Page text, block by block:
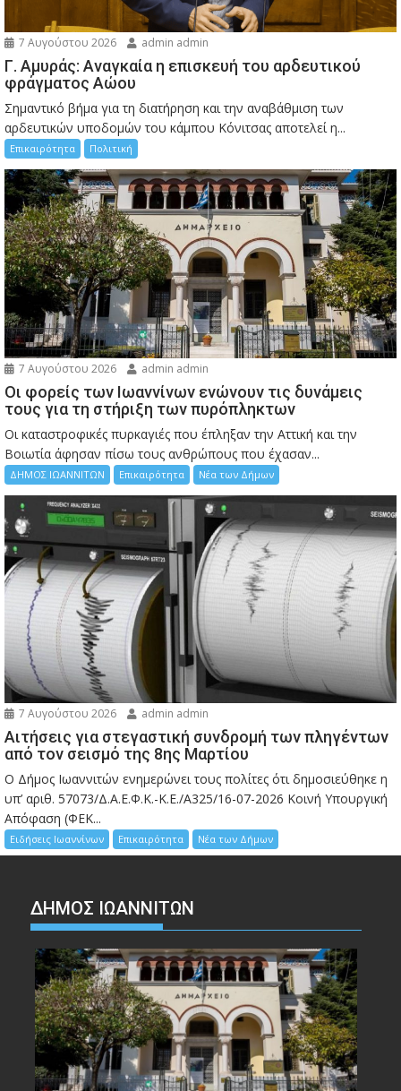
7 Αυγούστου 2026 admin admin
Γ. Αμυράς: Αναγκαία η επισκευή του αρδευτικού
φράγματος Αώου
Σημαντικό βήμα για τη διατήρηση και την αναβάθμιση των
αρδευτικών υποδομών του κάμπου Κόνιτσας αποτελεί η...
Επικαιρότητα Πολιτική
7 Αυγούστου 2026 admin admin
Οι φορείς των Ιωαννίνων ενώνουν τις δυνάμεις
τους για τη στήριξη των πυρόπληκτων
Οι καταστροφικές πυρκαγιές που έπληξαν την Αττική και την
Bοιωτία άφησαν πίσω τους ανθρώπους που έχασαν...
ΔΗΜΟΣ ΙΩΑΝΝΙΤΩΝ Επικαιρότητα Νέα των Δήμων
7 Αυγούστου 2026 admin admin
Αιτήσεις για στεγαστική συνδρομή των πληγέντων
από τον σεισμό της 8ης Μαρτίου
Ο Δήμος Ιωαννιτών ενημερώνει τους πολίτες ότι δημοσιεύθηκε η
υπ’ αριθ. 57073/Δ.Α.Ε.Φ.Κ.-Κ.Ε./Α325/16-07-2026 Κοινή Υπουργική
Απόφαση (ΦΕΚ...
Ειδήσεις Ιωαννίνων Επικαιρότητα Νέα των Δήμων
ΔΗΜΟΣ ΙΩΑΝΝΙΤΩΝ